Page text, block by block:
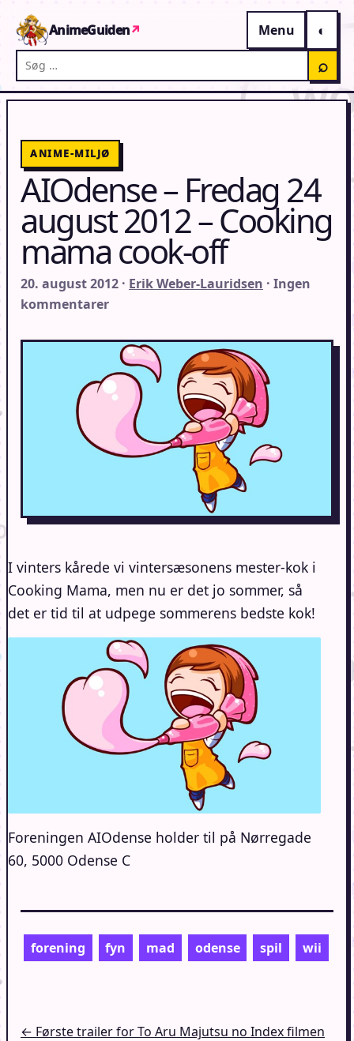
AnimeGuiden↗
Menu
Søg på AnimeGuiden
⌕
ANIME-MILJØ
AIOdense – Fredag 24
august 2012 – Cooking
mama cook-off
20. august 2012 · Erik Weber-Lauridsen · Ingen
kommentarer
I vinters kårede vi vintersæsonens mester-kok i
Cooking Mama, men nu er det jo sommer, så
det er tid til at udpege sommerens bedste kok!
Foreningen AIOdense holder til på Nørregade
60, 5000 Odense C
forening fyn mad odense spil wii
Indlægsnavigation
← Første trailer for To Aru Majutsu no Index filmen